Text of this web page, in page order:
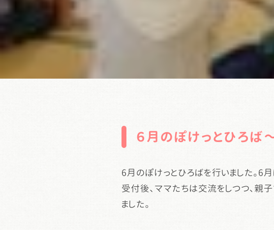
６月のぽけっとひろば
6月のぽけっとひろばを行いました。6
受付後、ママたちは交流をしつつ、親
ました。